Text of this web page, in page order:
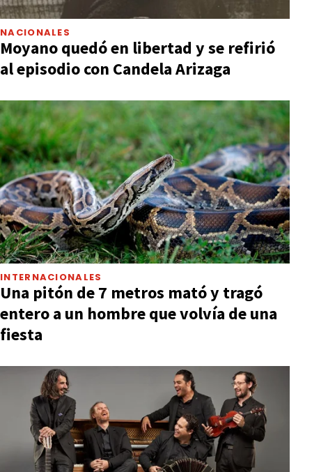
NACIONALES
Moyano quedó en libertad y se refirió
al episodio con Candela Arizaga
INTERNACIONALES
Una pitón de 7 metros mató y tragó
entero a un hombre que volvía de una
fiesta